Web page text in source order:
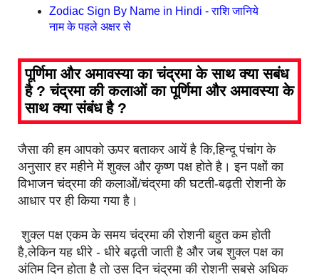
Zodiac Sign By Name in Hindi - राशि जानिये
नाम के पहले अक्षर से
पूर्णिमा और अमावस्या का चंद्रमा के साथ क्या सबंध
है ? चंद्रमा की कलाओं का पूर्णिमा और अमावस्या के
साथ क्या संबंध है ?
जैसा की हम आपको ऊपर बताकर आयें है कि,हिन्दू पंचांग के
अनुसार हर महीने में शुक्ल और कृष्ण पक्ष होते है। इन पक्षों का
विभाजन चंद्रमा की कलाओं/चंद्रमा की घटती-बढ़ती रोशनी के
आधार पर ही किया गया है।
शुक्ल पक्ष एकम के समय चंद्रमा की रोशनी बहुत कम होती
है,लेकिन यह धीरे - धीरे बढ़ती जाती है और जब शुक्ल पक्ष का
अंतिम दिन होता है तो उस दिन चंद्रमा की रोशनी सबसे अधिक